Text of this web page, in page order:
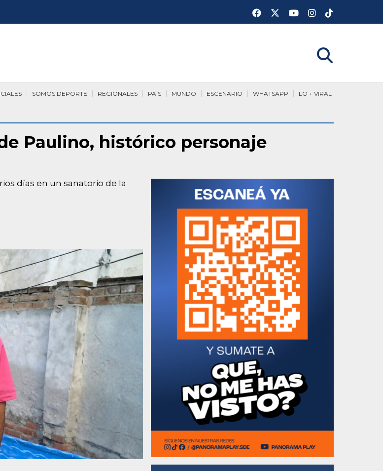
LO + VIRAL
WHATSAPP
ESCENARIO
MUNDO
PAÍS
REGIONALES
SOMOS DEPORTE
Paulino, histórico personaje
días en un sanatorio de la